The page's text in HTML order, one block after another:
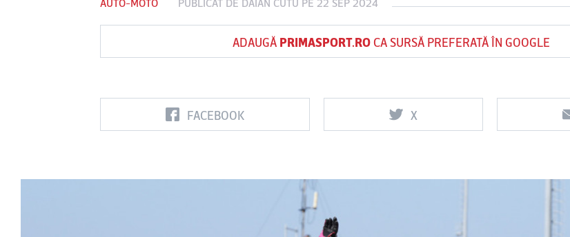
AUTO-MOTO PUBLICAT DE DAIAN CUTU PE 22 SEP 2024
ADAUGĂ PRIMASPORT.ROCA SURSĂ PREFERATĂ ÎN GOOGLE
FACEBOOK X
FC Botoşani
Vs
Corvinul
Hunedoara
Sepsi OSK Sf
Vs
FCSB UTA Arad
0
Vs
Rapid
0